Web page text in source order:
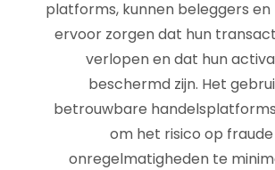
platforms, kunnen beleggers
ervoor zorgen dat hun
verlopen en dat hun
beschermd zijn. Het
betrouwbare
om het risico op
onregelmatigheden te